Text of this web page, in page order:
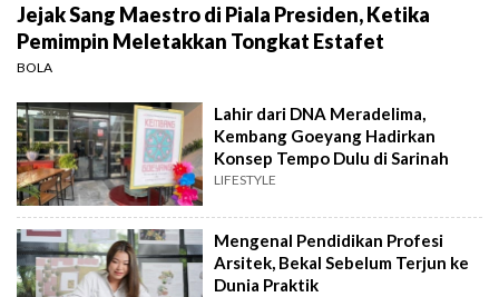
Jejak Sang Maestro di Piala Presiden, Ketika
Pemimpin Meletakkan Tongkat Estafet
BOLA
Lahir dari DNA Meradelima,
Kembang Goeyang Hadirkan
Konsep Tempo Dulu di Sarinah
LIFESTYLE
Mengenal Pendidikan Profesi
Arsitek, Bekal Sebelum Terjun ke
Dunia Praktik